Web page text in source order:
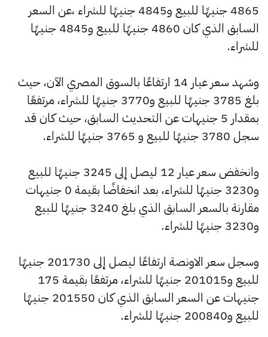
4865 جنيهًا للبيع و4845 جنيهًا للشراء ،عن السعر
السابق الذي كان 4860 جنيهًا للبيع و4845 جنيهًا
للشراء.
وشهد سعر عيار 14 ارتفاعًا بالسوق المصري الآن، حيث
بلغ 3785 جنيهًا للبيع و3770 جنيهًا للشراء، مرتفعًا
بمقدار 5 جنيهات عن التحديث السابق، حيث كان قد
سجل 3780 جنيهًا للبيع و 3765 جنيهًا للشراء.
وانخفض سعر عيار 12 ليصل إلى 3245 جنيهًا للبيع
و3230 جنيهًا للشراء، بعد انخفاضًا بقيمة 0 جنيهات
مقارنة بالسعر السابق الذي بلغ 3240 جنيهًا للبيع
و3230 جنيهًا للشراء.
وسجل سعر الاونصة ارتفاعًا ليصل إلى 201730 جنيهًا
للبيع و201015 جنيهًا للشراء، مرتفعًا بقيمة 175
جنيهات عن السعر السابق الذي كان 201550 جنيهًا
للبيع و200840 جنيهًا للشراء.